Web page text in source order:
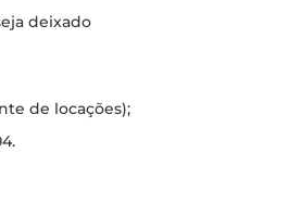
deixado
de locações);